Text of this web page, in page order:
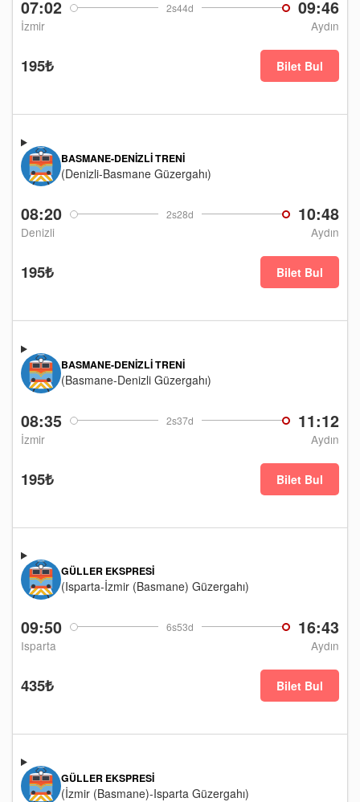
07:02 2s44d 09:46
İzmir Aydın
195₺ Bilet Bul
08:20 2s28d 10:48
Denizli Aydın
BASMANE-DENIZLI TRENI
(Denizli-Basmane Güzergahı)
195₺ Bilet Bul
08:35 2s37d 11:12
İzmir Aydın
BASMANE-DENIZLI TRENI
(Basmane-Denizli Güzergahı)
195₺ Bilet Bul
09:50 6s53d 16:43
Isparta Aydın
GÜLLER EKSPRESI
(Isparta-İzmir (Basmane) Güzergahı)
435₺ Bilet Bul
GÜLLER EKSPRESI
(İzmir (Basmane)-Isparta Güzergahı)